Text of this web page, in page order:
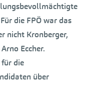
die FPÖ war das
nicht Kronberger,
Eccher.
die
über